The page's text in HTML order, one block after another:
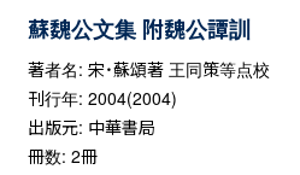
蘇魏公文集 附魏公譚訓
著者名: 宋・蘇頌著 王同策等点校
刊行年: 2004(2004)
出版元: 中華書局
冊数: 2冊